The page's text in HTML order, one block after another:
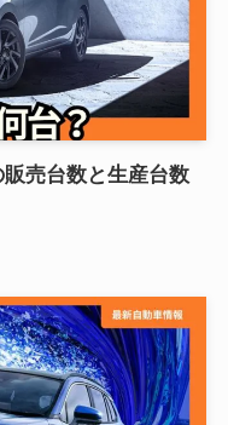
販売台数と生産台数